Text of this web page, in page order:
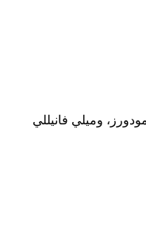
أند ذا تايم، وذا كومودورز، وميلي فانيللي